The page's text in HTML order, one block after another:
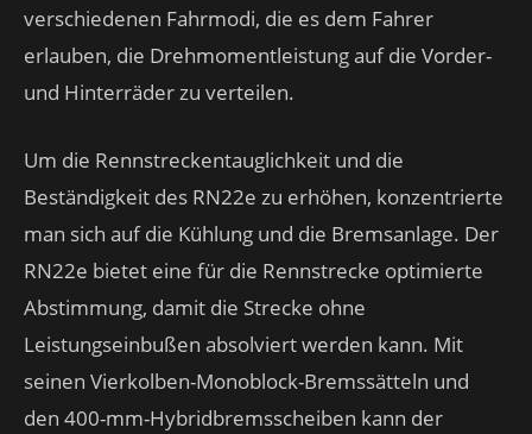
verschiedenen Fahrmodi, die es dem Fahrer
erlauben, die Drehmomentleistung auf die Vorder-
und Hinterräder zu verteilen.
Um die Rennstreckentauglichkeit und die
Beständigkeit des RN22e zu erhöhen, konzentrierte
man sich auf die Kühlung und die Bremsanlage. Der
RN22e bietet eine für die Rennstrecke optimierte
Abstimmung, damit die Strecke ohne
Leistungseinbußen absolviert werden kann. Mit
seinen Vierkolben-Monoblock-Bremssätteln und
den 400-mm-Hybridbremsscheiben kann der